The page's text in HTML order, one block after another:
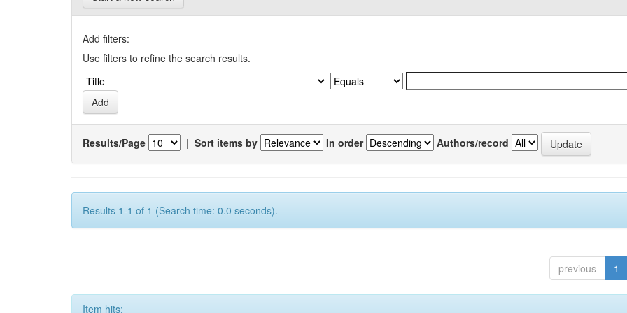
Add filters:
Use filters to refine the search results.
Results/Page | Sort items by In order Authors/record
Results 1-1 of 1 (Search time: 0.0 seconds).
previous 1
Item hits: